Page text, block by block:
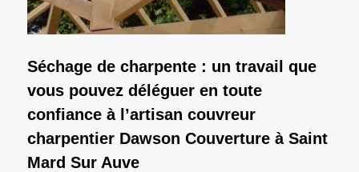
Séchage de charpente : un travail que
vous pouvez déléguer en toute
confiance à l’artisan couvreur
charpentier Dawson Couverture à Saint
Mard Sur Auve